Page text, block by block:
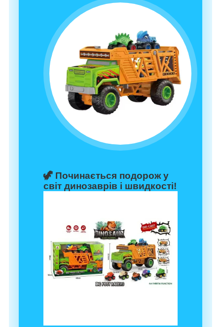
🦖 Починається подорож у
світ динозаврів і швидкості!